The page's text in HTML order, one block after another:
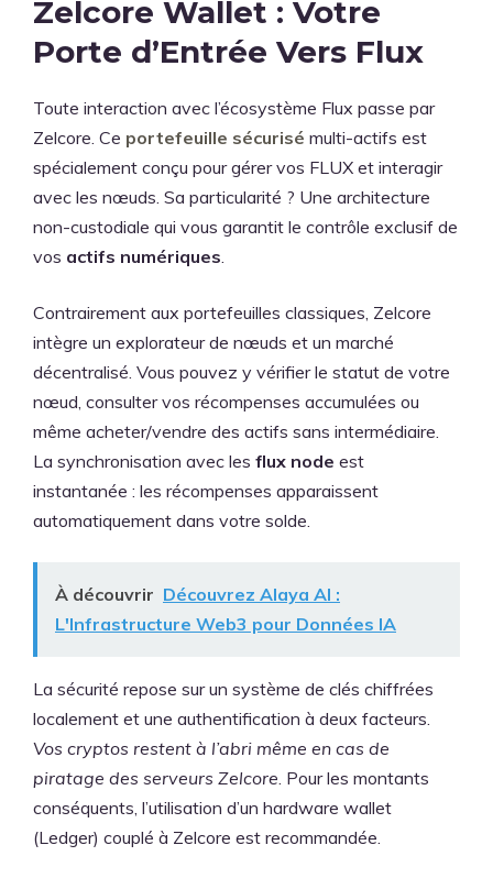
Zelcore Wallet : Votre
Porte d’Entrée Vers Flux
Toute interaction avec l’écosystème Flux passe par
Zelcore. Ce portefeuille sécurisé multi-actifs est
spécialement conçu pour gérer vos FLUX et interagir
avec les nœuds. Sa particularité ? Une architecture
non-custodiale qui vous garantit le contrôle exclusif de
vos actifs numériques.
Contrairement aux portefeuilles classiques, Zelcore
intègre un explorateur de nœuds et un marché
décentralisé. Vous pouvez y vérifier le statut de votre
nœud, consulter vos récompenses accumulées ou
même acheter/vendre des actifs sans intermédiaire.
La synchronisation avec les flux node est
instantanée : les récompenses apparaissent
automatiquement dans votre solde.
À découvrir Découvrez Alaya AI :
L'Infrastructure Web3 pour Données IA
La sécurité repose sur un système de clés chiffrées
localement et une authentification à deux facteurs.
Vos cryptos restent à l’abri même en cas de
piratage des serveurs Zelcore. Pour les montants
conséquents, l’utilisation d’un hardware wallet
(Ledger) couplé à Zelcore est recommandée.